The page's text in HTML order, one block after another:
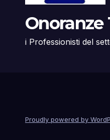
Onoranze
i Professionisti del
Proudly powered by